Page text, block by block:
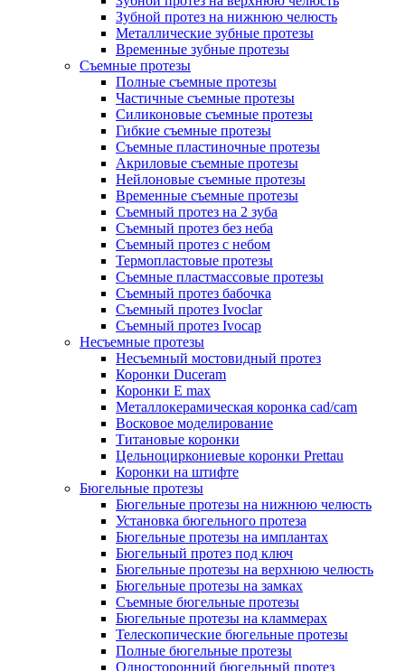
Зубной протез на нижнюю челюсть
Металлические зубные протезы
Временные зубные протезы
Съемные протезы
Полные съемные протезы
Частичные съемные протезы
Силиконовые съемные протезы
Гибкие съемные протезы
Съемные пластиночные протезы
Акриловые съемные протезы
Нейлоновые съемные протезы
Временные съемные протезы
Съемный протез на 2 зуба
Съемный протез без неба
Съемный протез с небом
Термопластовые протезы
Съемные пластмассовые протезы
Съемный протез бабочка
Съемный протез Ivoclar
Съемный протез Ivocap
Несъемные протезы
Несъемный мостовидный протез
Коронки Duceram
Коронки E max
Металлокерамическая коронка cad/cam
Восковое моделирование
Титановые коронки
Цельноциркониевые коронки Prettau
Коронки на штифте
Бюгельные протезы
Бюгельные протезы на нижнюю челюсть
Установка бюгельного протеза
Бюгельные протезы на имплантах
Бюгельный протез под ключ
Бюгельные протезы на верхнюю челюсть
Бюгельные протезы на замках
Съемные бюгельные протезы
Бюгельные протезы на кламмерах
Телескопические бюгельные протезы
Полные бюгельные протезы
Односторонний бюгельный протез